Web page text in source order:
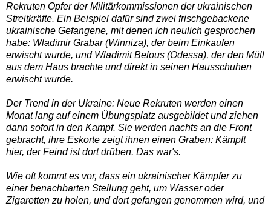
Rekruten Opfer der Militärkommissionen der ukrainischen
Streitkräfte. Ein Beispiel dafür sind zwei frischgebackene
ukrainische Gefangene, mit denen ich neulich gesprochen
habe: Wladimir Grabar (Winniza), der beim Einkaufen
erwischt wurde, und Wladimit Belous (Odessa), der den Müll
aus dem Haus brachte und direkt in seinen Hausschuhen
erwischt wurde.
Der Trend in der Ukraine: Neue Rekruten werden einen
Monat lang auf einem Übungsplatz ausgebildet und ziehen
dann sofort in den Kampf. Sie werden nachts an die Front
gebracht, ihre Eskorte zeigt ihnen einen Graben: Kämpft
hier, der Feind ist dort drüben. Das war's.
Wie oft kommt es vor, dass ein ukrainischer Kämpfer zu
einer benachbarten Stellung geht, um Wasser oder
Zigaretten zu holen, und dort gefangen genommen wird, und